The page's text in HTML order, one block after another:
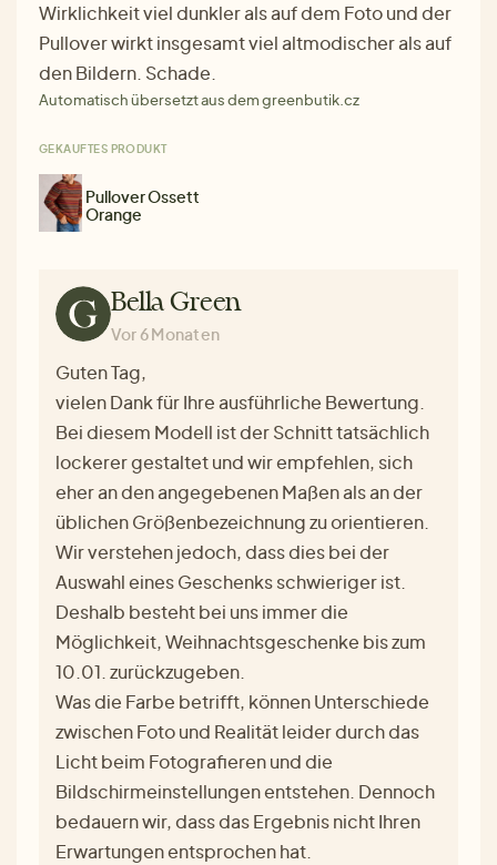
Wirklichkeit viel dunkler als auf dem Foto und der
Pullover wirkt insgesamt viel altmodischer als auf
den Bildern. Schade.
Automatisch übersetzt aus dem greenbutik.cz
GEKAUFTES PRODUKT
Pullover Ossett
Orange
Bella Green
Vor 6 Monaten
Guten Tag,
vielen Dank für Ihre ausführliche Bewertung.
Bei diesem Modell ist der Schnitt tatsächlich
lockerer gestaltet und wir empfehlen, sich
eher an den angegebenen Maßen als an der
üblichen Größenbezeichnung zu orientieren.
Wir verstehen jedoch, dass dies bei der
Auswahl eines Geschenks schwieriger ist.
Deshalb besteht bei uns immer die
Möglichkeit, Weihnachtsgeschenke bis zum
10.01. zurückzugeben.
Was die Farbe betrifft, können Unterschiede
zwischen Foto und Realität leider durch das
Licht beim Fotografieren und die
Bildschirmeinstellungen entstehen. Dennoch
bedauern wir, dass das Ergebnis nicht Ihren
Erwartungen entsprochen hat.